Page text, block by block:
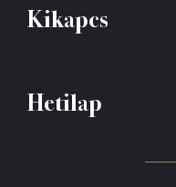
Kikapcs
Hetilap